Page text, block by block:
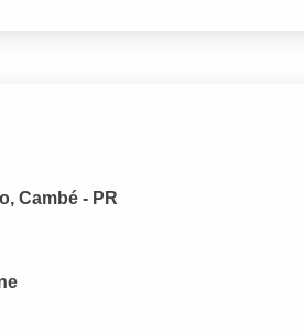
Cambé - PR